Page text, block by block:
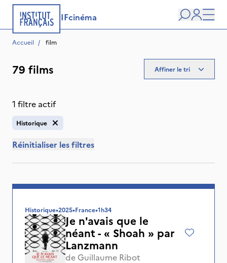
IFcinéma
user
Accueil / film
79 films Affiner le tri
1 filtre actif
Historique
Réinitialiser les filtres
Historique•2025•France•1h34
Je n'avais que le
néant - « Shoah » par
Lanzmann
de Guillaume Ribot